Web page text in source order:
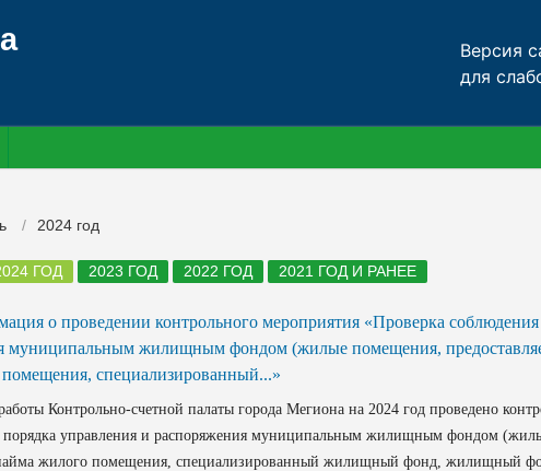
Версия
для
2024 год
ГОД 2023 ГОД 2022 ГОД 2021 ГОД И РАНЕЕ
о проведении контрольного мероприятия «Проверка соблюдения
муниципальным жилищным фондом (жилые помещения,
специализированный...»
Контрольно-счетной палаты города Мегиона на 2024 год проведено
порядка управления и распоряжения муниципальным жилищным фондом
жилого помещения, специализированный жилищный фонд, жилищный